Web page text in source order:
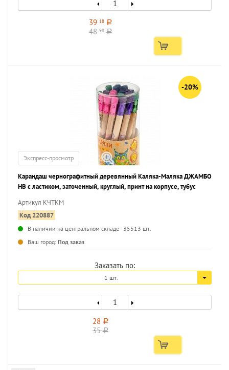
39 18 a
4898 a
-20%
Экспресс-просмотр
Карандаш чернографитный деревянный Каляка-Маляка ДЖАМБО
НВ с ластиком, заточенный, круглый, принт на корпусе, тубус
Артикул КЧТКМ
Код 220887
В наличии на центральном складе - 35513 шт.
Ваш город: Под заказ
Заказать по:
1 шт.
28 a
35a